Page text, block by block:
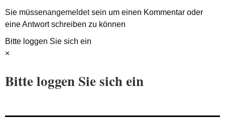
Sie müssenangemeldetsein um einen Kommentar oder
eine Antwort schreiben zu können
Bitte loggen Sie sich ein
×
Bitte loggen Sie sich ein